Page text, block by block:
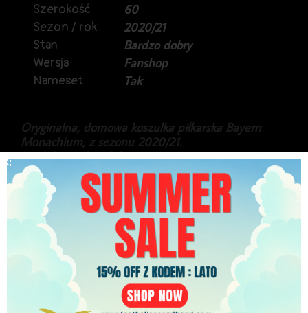
Szerokość
60
Sezon / rok
2020/21
Stan
Bardzo dobry
Wersja
Fanshop
Nameset
Tak
Oryginalna, domowa koszulka piłkarska Bayern
Monachium, z sezonu 2020/21.
Produkt marki Adidas, w wyższej, meczowej wersji
Heat Rdy.
Na plecach David Alaba, a koszulka jest z jego
ostatniego sezonu w barwach Bayernu, przed
transferem do Real Madryt.
Stan idealny.
399.99zł